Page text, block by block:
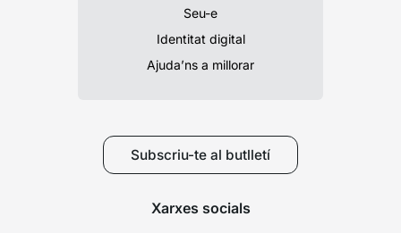
Seu-e
Identitat digital
Ajuda’ns a millorar
Subscriu-te al butlletí
Xarxes socials